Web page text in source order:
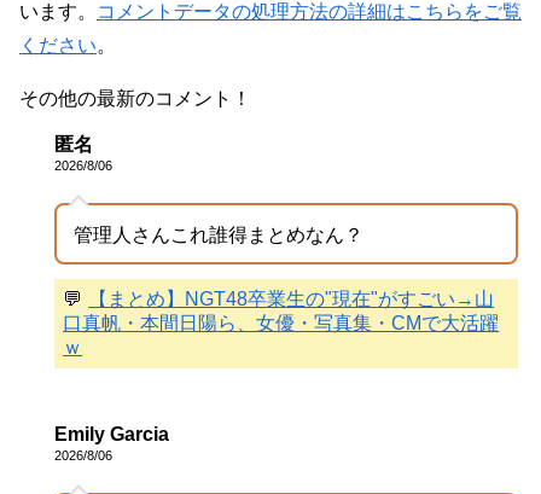
います。
コメントデータの処理方法の詳細はこちらをご覧
ください。
その他の最新のコメント！
匿名
2026/8/06
管理人さんこれ誰得まとめなん？
💬
【まとめ】NGT48卒業生の"現在"がすごい→山
口真帆・本間日陽ら、女優・写真集・CMで大活躍
ｗ
Emily Garcia
2026/8/06